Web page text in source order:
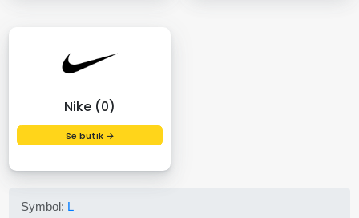
Nike (0)
Se butik →
Symbol: L